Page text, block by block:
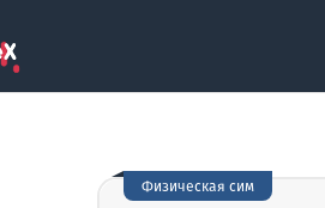
Физическая сим